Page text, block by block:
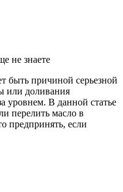
не знаете
быть причиной серьезной
или доливания
уровнем. В данной статье
перелить масло в
предпринять, если